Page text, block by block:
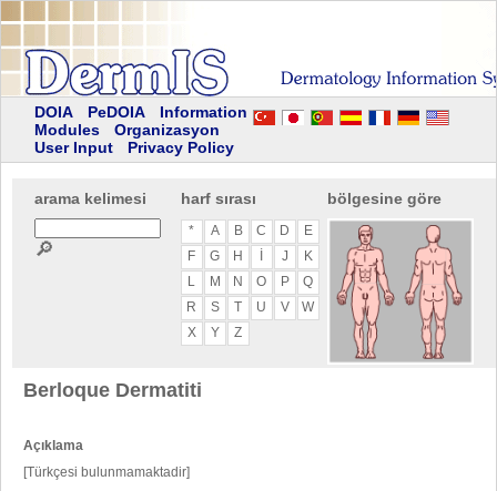
DOIA PeDOIA
Information
Modules
Organizasyon
User Input
Privacy Policy
arama kelimesi
🔎
harf sırası
* A B C D
E
F
G H J
K
L
M N O P
Q
R
S T U V
W
X
Y Z
bölgesine göre
Berloque Dermatiti
Açıklama
[Türkçesi bulunmamaktadir]